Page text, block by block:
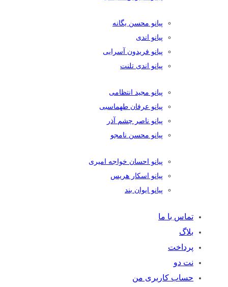
پیانو محسن یگانه
پیانو اندی
پیانو فریدون آسرایی
پیانو اندی تلنت
پیانو مجید انتظامی
پیانو عرفان طهماسبی
پیانو ناصر چشم آذر
پیانو محسن نامجو
پیانو احسان خواجه امیری
پیانو اسکار هریس
پیانو ایوان بند
تماس با ما
بلاگ
پرداخت
نت دو
حساب کاربری من